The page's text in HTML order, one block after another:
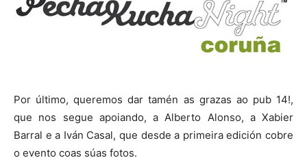
Por último, queremos dar tamén as grazas ao pub 14!,
que nos segue apoiando, a Alberto Alonso, a Xabier
Barral e a Iván Casal, que desde a primeira edición cobre
o evento coas súas fotos.